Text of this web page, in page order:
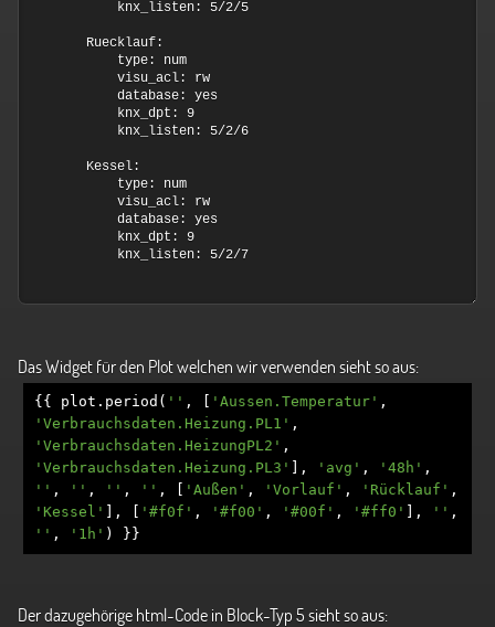
Das Widget für den Plot welchen wir verwenden sieht so aus:
{{ plot . period ( '' , 'Aussen.Temperatur' ,
'Verbrauchsdaten.Heizung.PL1' ,
'Verbrauchsdaten.HeizungPL2' ,
'Verbrauchsdaten.Heizung.PL3'
], 'avg' , '48h' ,
'' , '' , '' , '' , 'Außen' , 'Vorlauf' , 'Rücklauf' ,
'Kessel'
], '#f0f' , '#f00' , '#00f' , '#ff0' ], '' ,
'' , '1h' ) }}
Der dazugehörige html-Code in Block-Typ 5 sieht so aus: